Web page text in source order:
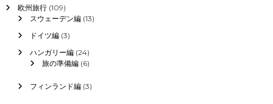
欧州旅行(109)
スウェーデン編(13)
ドイツ編(3)
ハンガリー編(24)
旅の準備編(6)
フィンランド編(3)